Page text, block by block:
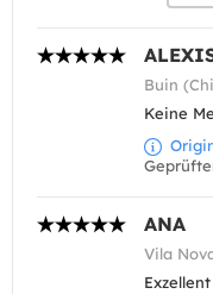
Buin
Keine
ANA
Vila
Exzellent